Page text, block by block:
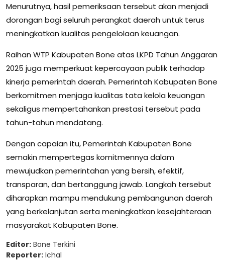
Menurutnya, hasil pemeriksaan tersebut akan menjadi
dorongan bagi seluruh perangkat daerah untuk terus
meningkatkan kualitas pengelolaan keuangan.
Raihan WTP Kabupaten Bone atas LKPD Tahun Anggaran
2025 juga memperkuat kepercayaan publik terhadap
kinerja pemerintah daerah. Pemerintah Kabupaten Bone
berkomitmen menjaga kualitas tata kelola keuangan
sekaligus mempertahankan prestasi tersebut pada
tahun-tahun mendatang.
Dengan capaian itu, Pemerintah Kabupaten Bone
semakin mempertegas komitmennya dalam
mewujudkan pemerintahan yang bersih, efektif,
transparan, dan bertanggung jawab. Langkah tersebut
diharapkan mampu mendukung pembangunan daerah
yang berkelanjutan serta meningkatkan kesejahteraan
masyarakat Kabupaten Bone.
Editor: Bone Terkini
Reporter: Ichal